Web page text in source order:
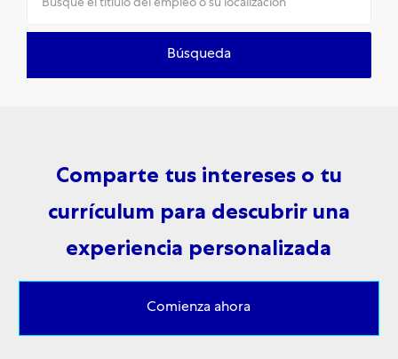
Búsqueda
Comparte tus intereses o tu
currículum para descubrir una
experiencia personalizada
Comienza ahora